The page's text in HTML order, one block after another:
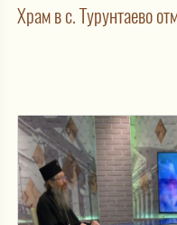
Храм в с. Турунтаево